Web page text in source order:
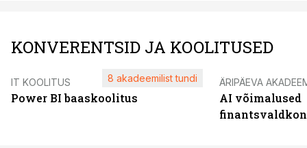
KONVERENTSID JA KOOLITUSED
IT KOOLITUS
Power BI baaskoolitus
8 akadeemilist tundi ÄRIPÄEVA
AI võimalused